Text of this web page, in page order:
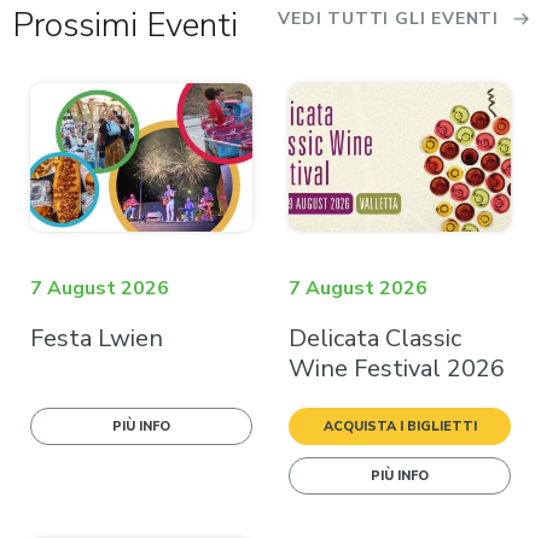
Prossimi Eventi VEDI TUTTI GLI EVENTI
7 August 2026
Festa Lwien
PIÙ INFO
7 August 2026
Delicata Classic
Wine Festival 2026
ACQUISTA I BIGLIETTI
PIÙ INFO